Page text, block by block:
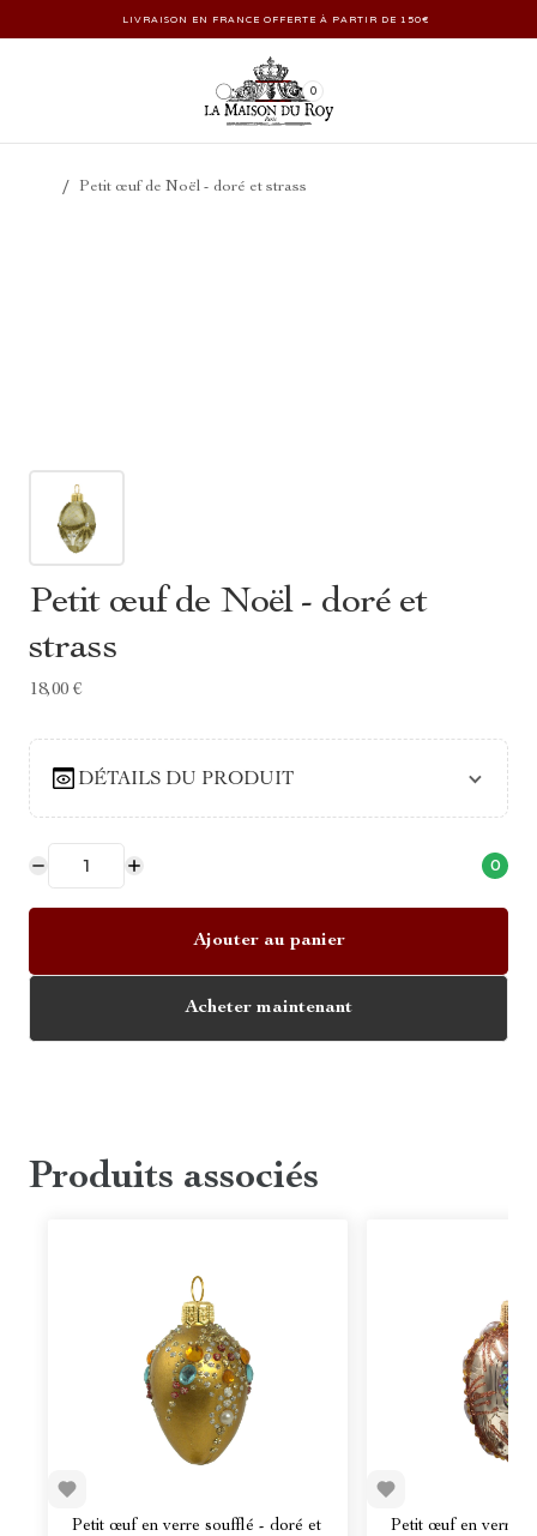
LIVRAISON EN FRANCE OFFERTE À PARTIR DE 150€
0
/ Petit œuf de Noël - doré et strass
Petit œuf de Noël - doré et
strass
18,00 €
DÉTAILS DU PRODUIT
0
Ajouter au panier
Acheter maintenant
Produits associés
Petit œuf en verre soufflé - doré et
Petit œuf en verre